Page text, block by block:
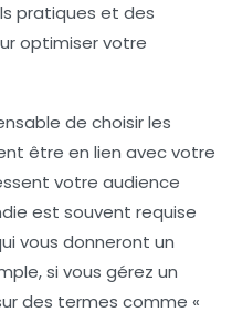
pratiques et des
optimiser votre
de choisir les
être en lien avec votre
votre audience
est souvent requise
vous donneront un
si vous gérez un
des termes comme «